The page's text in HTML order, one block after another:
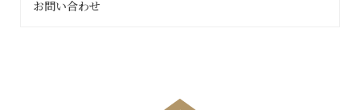
お問い合わせ